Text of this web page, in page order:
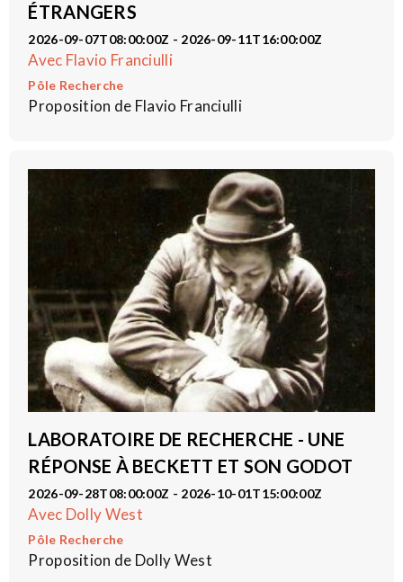
ÉTRANGERS
2026-09-07T08:00:00Z - 2026-09-11T16:00:00Z
Avec Flavio Franciulli
Pôle Recherche
Proposition de Flavio Franciulli
LABORATOIRE DE RECHERCHE - UNE
RÉPONSE À BECKETT ET SON GODOT
2026-09-28T08:00:00Z - 2026-10-01T15:00:00Z
Avec Dolly West
Pôle Recherche
Proposition de Dolly West